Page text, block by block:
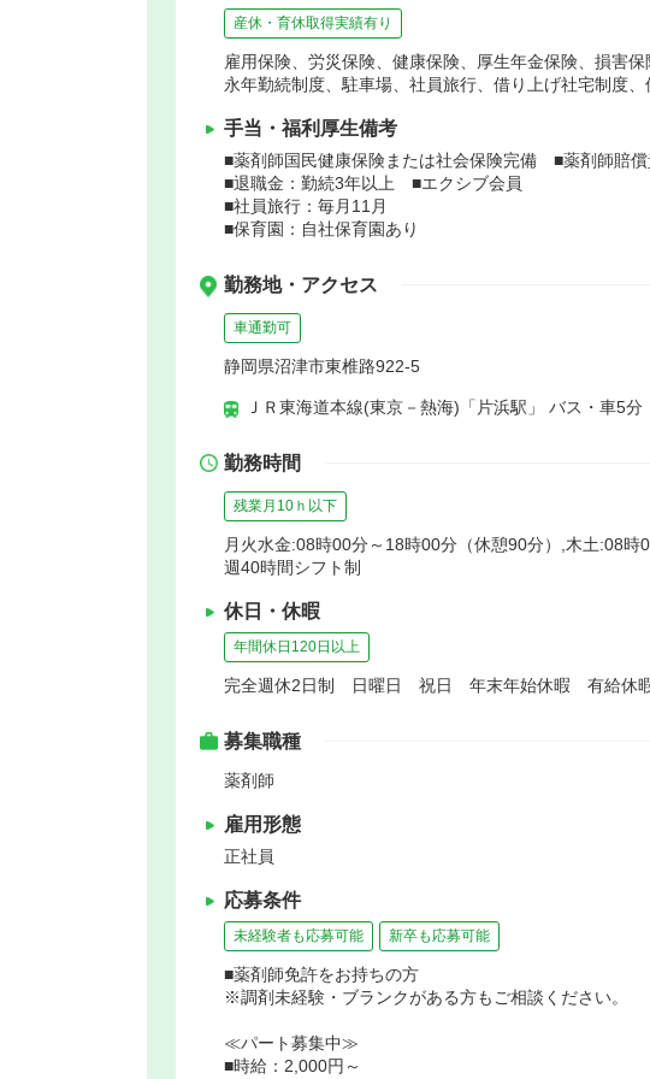
産休・育休取得実績有り
雇用保険、労災保険、健康保険、厚生年金保険、損害保
永年勤続制度、駐車場、社員旅行、借り上げ社宅制度、
手当・福利厚生備考
■薬剤師国民健康保険または社会保険完備 ■薬剤師賠
■退職金：勤続3年以上 ■エクシブ会員
■社員旅行：毎月11月
■保育園：自社保育園あり
勤務地・アクセス
車通勤可
静岡県沼津市東椎路922-5
ＪＲ東海道本線(東京－熱海)「片浜駅」 バス・車5分
勤務時間
残業月10ｈ以下
月火水金:08時00分～18時00分（休憩90分）,木土:08時
週40時間シフト制
休日・休暇
年間休日120日以上
完全週休2日制 日曜日 祝日 年末年始休暇 有給休
募集職種
薬剤師
雇用形態
正社員
応募条件
未経験者も応募可能 新卒も応募可能
■薬剤師免許をお持ちの方
※調剤未経験・ブランクがある方もご相談ください。
≪パート募集中≫
■時給：2,000円～